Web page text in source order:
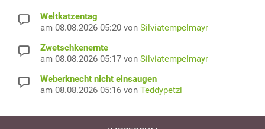
Weltkatzentag
am 08.08.2026 05:20 von Silviatempelmayr
Zwetschkenernte
am 08.08.2026 05:17 von Silviatempelmayr
Weberknecht nicht einsaugen
am 08.08.2026 05:16 von Teddypetzi